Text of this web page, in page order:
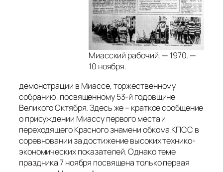
Миасский рабочий. — 1970. —
10 ноября.
демонстрации в Миассе, торжественному
собранию, посвященному 53-й годовщине
Великого Октября. Здесь же – краткое сообщение
о присуждении Миассу первого места и
переходящего Красного знамени обкома КПСС в
соревновании за достижение высоких технико-
экономических показателей. Однако теме
праздника 7 ноября посвящена только первая